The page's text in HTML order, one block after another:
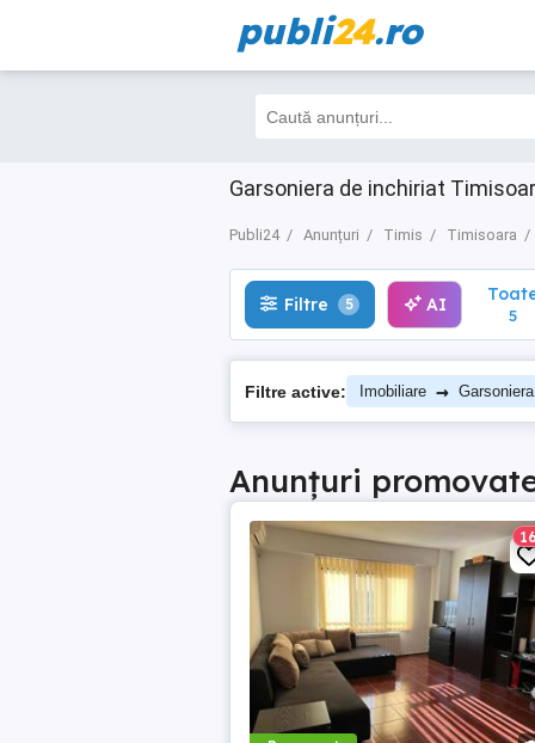
publi24.ro
Garsoniera de inchiriat
Publi24 Anunțuri Timis Timisoara
Filtre 5 AI
Filtre 5 AI
5
Filtre active: Imobiliare → Garsoniera
Anunțuri